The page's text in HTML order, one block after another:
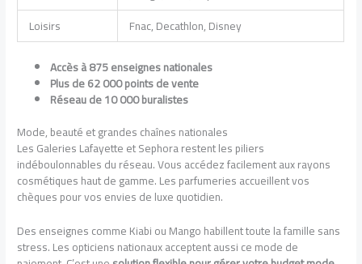
Loisirs
Fnac, Decathlon, Disney
Accès à 875 enseignes nationales
Plus de 62 000 points de vente
Réseau de 10 000 buralistes
Mode, beauté et grandes chaînes nationales
Les Galeries Lafayette et Sephora restent les piliers
indéboulonnables du réseau. Vous accédez facilement aux rayons
cosmétiques haut de gamme. Les parfumeries accueillent vos
chèques pour vos envies de luxe quotidien.
Des enseignes comme Kiabi ou Mango habillent toute la famille sans
stress. Les opticiens nationaux acceptent aussi ce mode de